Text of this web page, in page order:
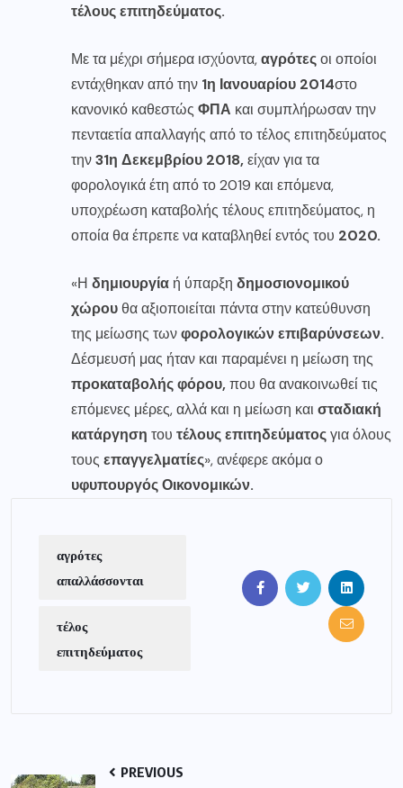
τέλους επιτηδεύματος.
Με τα μέχρι σήμερα ισχύοντα,αγρότεςοι οποίοι
εντάχθηκαν από την 1η Ιανουαρίου 2014στο
κανονικό καθεστώς ΦΠΑ και συμπλήρωσαν την
πενταετία απαλλαγής από το τέλος επιτηδεύματος
την31η Δεκεμβρίου 2018,είχαν για τα
φορολογικά έτη από το 2019 και επόμενα,
υποχρέωση καταβολής τέλους επιτηδεύματος, η
οποία θα έπρεπε να καταβληθεί εντός του 2020.
«Η δημιουργία ή ύπαρξη δημοσιονομικού
χώρουθα αξιοποιείται πάντα στην κατεύθυνση
της μείωσης τωνφορολογικών επιβαρύνσεων.
Δέσμευσή μας ήταν και παραμένει η μείωση της
προκαταβολής φόρου,που θα ανακοινωθεί τις
επόμενες μέρες, αλλά και η μείωση και σταδιακή
κατάργηση του τέλους επιτηδεύματοςγια όλους
τους επαγγελματίες», ανέφερε ακόμα ο
υφυπουργός Οικονομικών.
αγρότες
απαλλάσσονται
τέλος
επιτηδεύματος
PREVIOUS